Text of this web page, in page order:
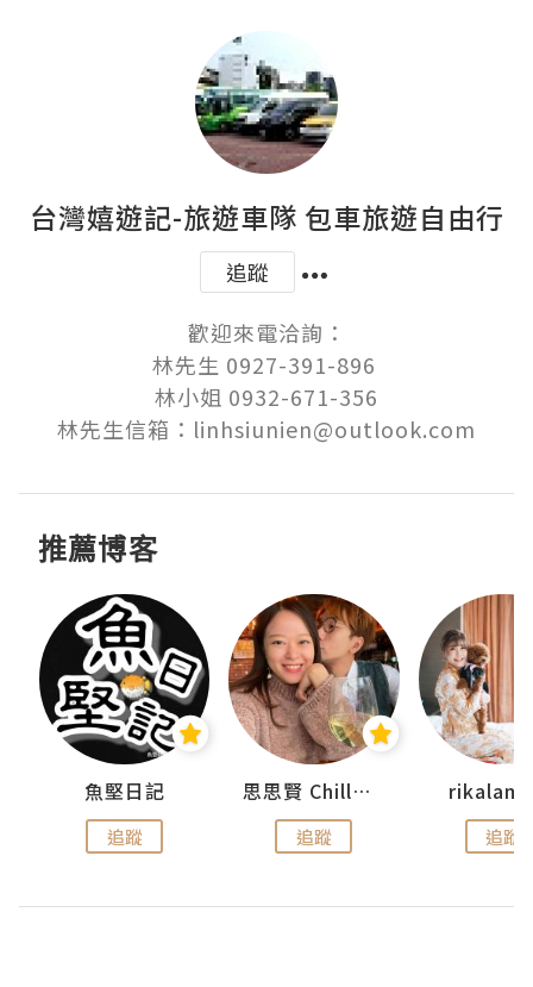
台灣嬉遊記-旅遊車隊 包車旅遊自由行
追蹤
歡迎來電洽詢：
林先生 0927-391-896
林小姐 0932-671-356
林先生信箱：linhsiunien@outlook.com
推薦博客
魚堅日記
追蹤
思思賢 ChillMyBabe
追蹤 追蹤